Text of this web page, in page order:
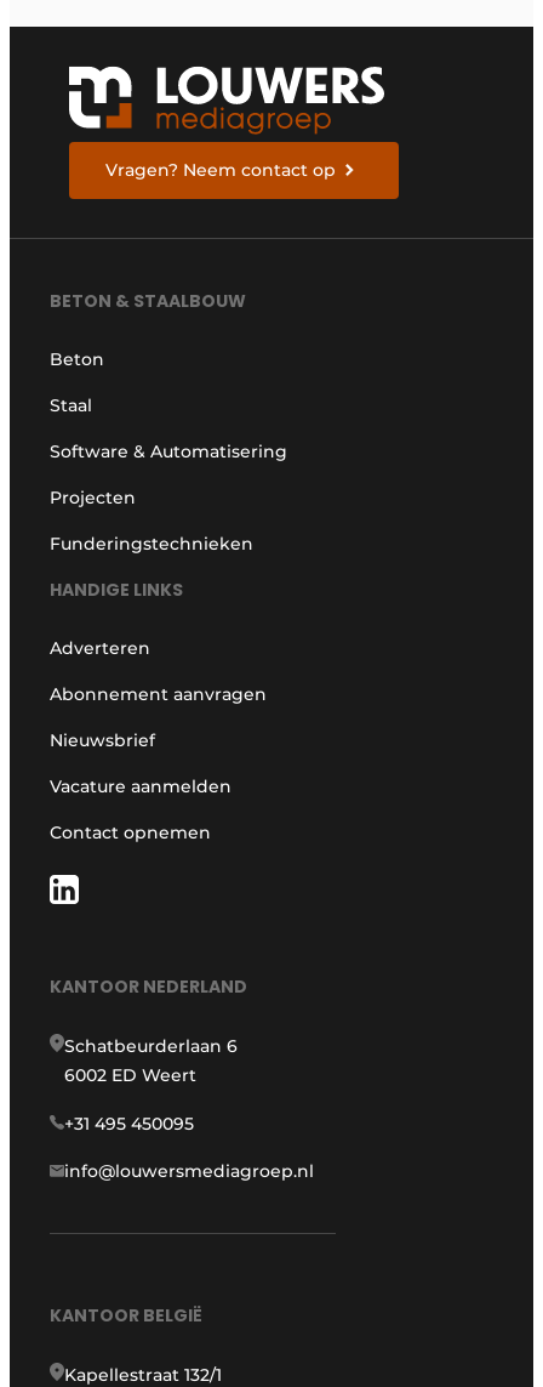
Vragen? Neem contact op
BETON & STAALBOUW
Beton
Staal
Software & Automatisering
Projecten
Funderingstechnieken
HANDIGE LINKS
Adverteren
Abonnement aanvragen
Nieuwsbrief
Vacature aanmelden
Contact opnemen
KANTOOR NEDERLAND
Schatbeurderlaan 6
6002 ED Weert
+31 495 450095
info@louwersmediagroep.nl
KANTOOR BELGIË
Kapellestraat 132/1